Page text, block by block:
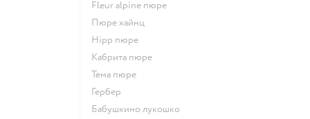
fleur alpine пюре
пюре хайнц
hipp пюре
кабрита пюре
тема пюре
гербер
бабушкино лукошко